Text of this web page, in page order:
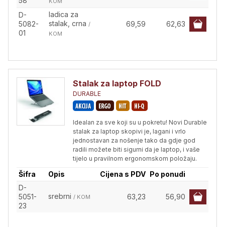
D-
5082-
01
ladica za
stalak, crna /
KOM
69,59 62,63
Stalak za laptop FOLD
DURABLE
Idealan za sve koji su u pokretu! Novi Durable
stalak za laptop skopivi je, lagani i vrlo
jednostavan za nošenje tako da gdje god
radili možete biti sigurni da je laptop, i vaše
tijelo u pravilnom ergonomskom položaju.
Šifra Opis Cijena s PDV Po ponudi
D-
5051-
23
srebrni / KOM 63,23 56,90